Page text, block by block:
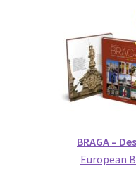
Patrocínio a DICAS
Teletrabalho e
Video DicasBRAGA –
European